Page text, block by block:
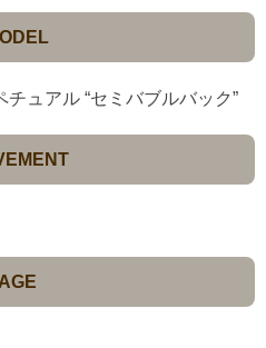
ュアル “セミバブルバック”
AGE